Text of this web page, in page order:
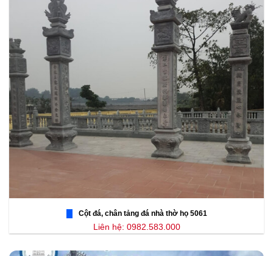
Cột đá, chân tảng đá nhà thờ họ 5061
Liên hệ: 0982.583.000